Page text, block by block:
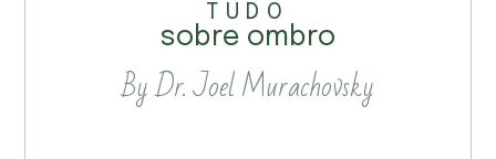
TUDO
sobre ombro
By Dr. Joel Murachovsky